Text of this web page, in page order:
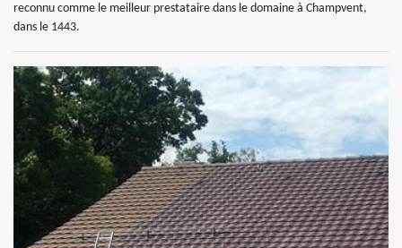
reconnu comme le meilleur prestataire dans le domaine à Champvent,
dans le 1443.